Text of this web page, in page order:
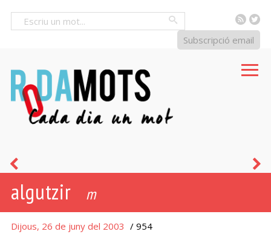
RSS
Subscripció email
algutzir m
Dijous, 26 de juny del 2003 / 954
pelador
-
a